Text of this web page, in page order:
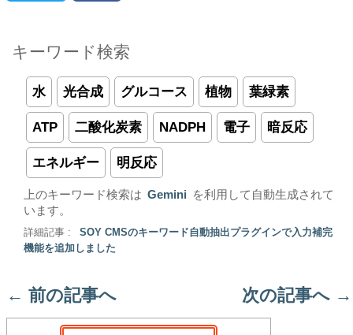
キーワード検索
水 光合成 グルコース 植物 葉緑素
ATP 二酸化炭素 NADPH 電子 暗反応
エネルギー 明反応
上のキーワード検索は Gemini
を利用して自動生成されて
います。
詳細記事 :
SOY CMSのキーワード自動抽出プラグインで入力補完
機能を追加しました
← 前の記事へ 次の記事へ →